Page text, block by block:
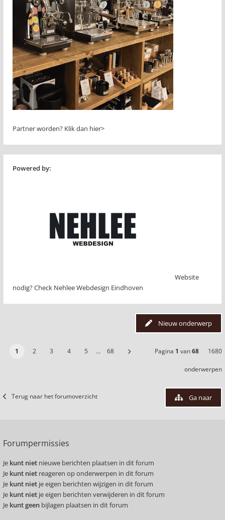
Partner worden? Klik dan hier>
Powered by:
Website
nodig? Check Nehlee Webdesign Eindhoven
Nieuw onderwerp
1 2 3 4 5 … 68 Pagina 1 van68 1680
onderwerpen
Terug naar het forumoverzicht Ga naar
Forumpermissies
Je kunt niet nieuwe berichten plaatsen in dit forum
Je kunt niet reageren op onderwerpen in dit forum
Je kunt niet je eigen berichten wijzigen in dit forum
Je kunt niet je eigen berichten verwijderen in dit forum
Je kunt geen bijlagen plaatsen in dit forum